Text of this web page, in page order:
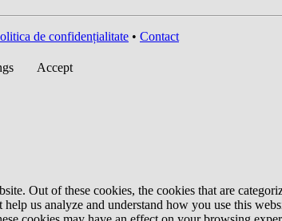
de confidențialitate • Contact
Accept
Out of these cookies, the cookies that are
us analyze and understand how you use this